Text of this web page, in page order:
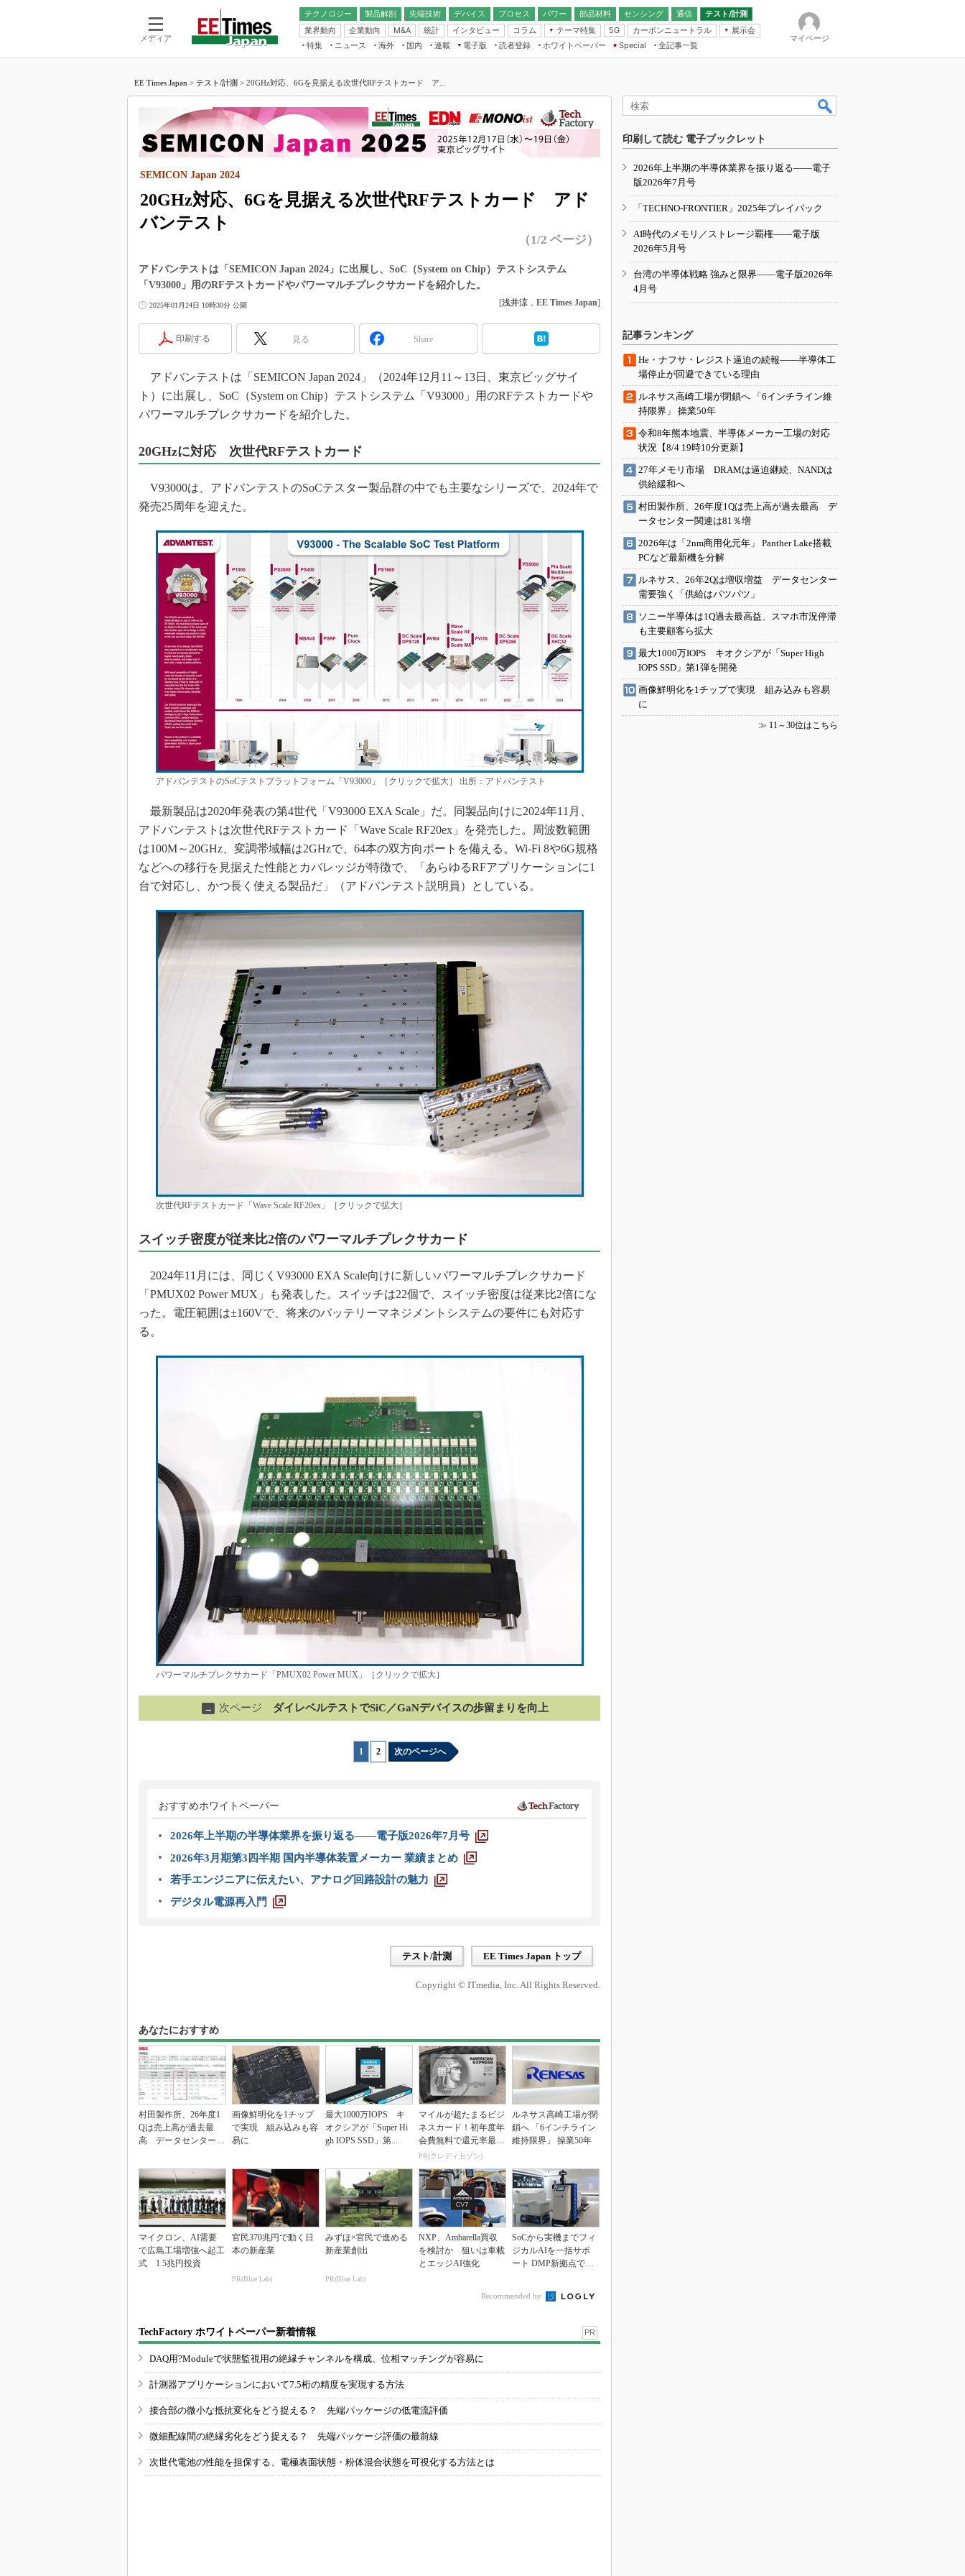
メディア
テクノロジー 製品解剖
先端技術
電池／エネルギー
デバイス
アナログ
マイコン
FPGA
プロセス パワー 部品材料 センシング
通信
無線
テスト/計測
業界動向
企業動向 M&A 統計 インタビュー コラム
テーマ特集
フィジカルAI
半導体後工程
読者調査（EE Times Research）
カーボンニュートラル
電源設計（EDN Japan）
5G カーボンニュートラル
展示会
IoT・エッジコンピューティング
EXPO
EdgeTech＋
TECHNO-FRONTIER
人とくるま展
特集 ニュース 海外 国内
連載
福田昭のデバイス通信
湯之上隆のナノフォーカス
大山聡の業界スコープ
大原雄介のエレ・組み込みプレイバ
学漂流記
この10年で起こったこと、次の10年
で起こること
光伝送技術を知る
“異端児エンジニア”が仕掛けた社内
イノベーションは日本を救うのか
JASA発IoT通信
「英語に愛されないエンジニア」の
ための新行動論
電子版
電子ブックレット
読者登録 ホワイトペーパー
Special
全記事一覧
マイページ
EE Times Japan > テスト/計測 > 20GHz対応、6Gを見据える次世代RFテストカード ア...
20GHz対応、6Gを見据える次世代RFテストカード アド
バンテスト
SEMICON Japan 2024
（1/2 ページ）
アドバンテストは「SEMICON Japan 2024」に出展し、SoC（System on Chip）テストシステム
「V93000」用のRFテストカードやパワーマルチプレクサカードを紹介した。
2025年01月24日 10時30分 公開 [浅井涼 ， EE Times Japan]
印刷する 見る Share
アドバンテストは「SEMICON Japan 2024」（2024年12月11～13日、東京ビッグサイ
ト）に出展し、SoC（System on Chip）テストシステム「V93000」用のRFテストカードや
パワーマルチプレクサカードを紹介した。
20GHzに対応 次世代RFテストカード
V93000は、アドバンテストのSoCテスター製品群の中でも主要なシリーズで、2024年で
発売25周年を迎えた。
アドバンテストのSoCテストプラットフォーム「V93000」［クリックで拡大］ 出所：アドバンテスト
最新製品は2020年発表の第4世代「V93000 EXA Scale」だ。同製品向けに2024年11月、
アドバンテストは次世代RFテストカード「Wave Scale RF20ex」を発売した。周波数範囲
は100M～20GHz、変調帯域幅は2GHzで、64本の双方向ポートを備える。Wi-Fi 8や6G規格
などへの移行を見据えた性能とカバレッジが特徴で、「あらゆるRFアプリケーションに1
台で対応し、かつ長く使える製品だ」（アドバンテスト説明員）としている。
次世代RFテストカード「Wave Scale RF20ex」［クリックで拡大］
スイッチ密度が従来比2倍のパワーマルチプレクサカード
2024年11月には、同じくV93000 EXA Scale向けに新しいパワーマルチプレクサカード
「PMUX02 Power MUX」も発表した。スイッチは22個で、スイッチ密度は従来比2倍にな
った。電圧範囲は±160Vで、将来のバッテリーマネジメントシステムの要件にも対応す
る。
パワーマルチプレクサカード「PMUX02 Power MUX」［クリックで拡大］
→ 次ページ ダイレベルテストでSiC／GaNデバイスの歩留まりを向上
1 2 次のページへ
おすすめホワイトペーパー
2026年上半期の半導体業界を振り返る――電子版2026年7月号
2026年3月期第3四半期 国内半導体装置メーカー 業績まとめ
若手エンジニアに伝えたい、アナログ回路設計の魅力
デジタル電源再入門
テスト/計測 EE Times Japan トップ
Copyright © ITmedia, Inc. All Rights Reserved.
あなたにおすすめ
村田製作所、26年度1
Qは売上高が過去最
高 データセンター関
画像鮮明化を1チップ
で実現 組み込みも容
易に
最大1000万IOPS キ
オクシアが「Super Hi
gh IOPS SSD」第...
マイルが超たまるビジ
ネスカード！初年度年
会費無料で還元率最大
1.125%
PR(クレディセゾン)
ルネサス高崎工場が閉
鎖へ 「6インチライン
維持限界」 操業50年
マイクロン、AI需要
で広島工場増強へ起工
式 1.5兆円投資
官民370兆円で動く日
本の新産業
PR(Blue Lab)
みずほ×官民で進める
新産業創出
PR(Blue Lab)
NXP、Ambarella買収
を検討か 狙いは車載
とエッジAI強化
SoCから実機までフィ
ジカルAIを一括サポ
ート DMP新拠点で展
Recommended by
TechFactory ホワイトペーパー新着情報 PR
DAQ用?Moduleで状態監視用の絶縁チャンネルを構成、位相マッチングが容易に
計測器アプリケーションにおいて7.5桁の精度を実現する方法
接合部の微小な抵抗変化をどう捉える？ 先端パッケージの低電流評価
微細配線間の絶縁劣化をどう捉える？ 先端パッケージ評価の最前線
次世代電池の性能を担保する、電極表面状態・粉体混合状態を可視化する方法とは
印刷して読む 電子ブックレット
2026年上半期の半導体業界を振り返る――電子
版2026年7月号
「TECHNO-FRONTIER」2025年プレイバック
AI時代のメモリ／ストレージ覇権――電子版
2026年5月号
台湾の半導体戦略 強みと限界――電子版2026年
4月号
記事ランキング
He・ナフサ・レジスト逼迫の続報――半導体工
場停止が回避できている理由
ルネサス高崎工場が閉鎖へ 「6インチライン維
持限界」 操業50年
令和8年熊本地震、半導体メーカー工場の対応
状況【8/4 19時10分更新】
27年メモリ市場 DRAMは逼迫継続、NANDは
供給緩和へ
村田製作所、26年度1Qは売上高が過去最高 デ
ータセンター関連は81％増
2026年は「2nm商用化元年」 Panther Lake搭載
PCなど最新機を分解
ルネサス、26年2Qは増収増益 データセンター
需要強く「供給はパツパツ」
ソニー半導体は1Q過去最高益、スマホ市況停滞
も主要顧客ら拡大
最大1000万IOPS キオクシアが「Super High
IOPS SSD」第1弾を開発
画像鮮明化を1チップで実現 組み込みも容易
に
≫ 11～30位はこちら